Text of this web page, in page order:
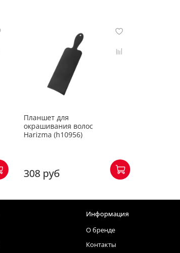
Планшет для
окрашивания волос
Harizma (h10956)
308 руб
Информация
О бренде
Контакты